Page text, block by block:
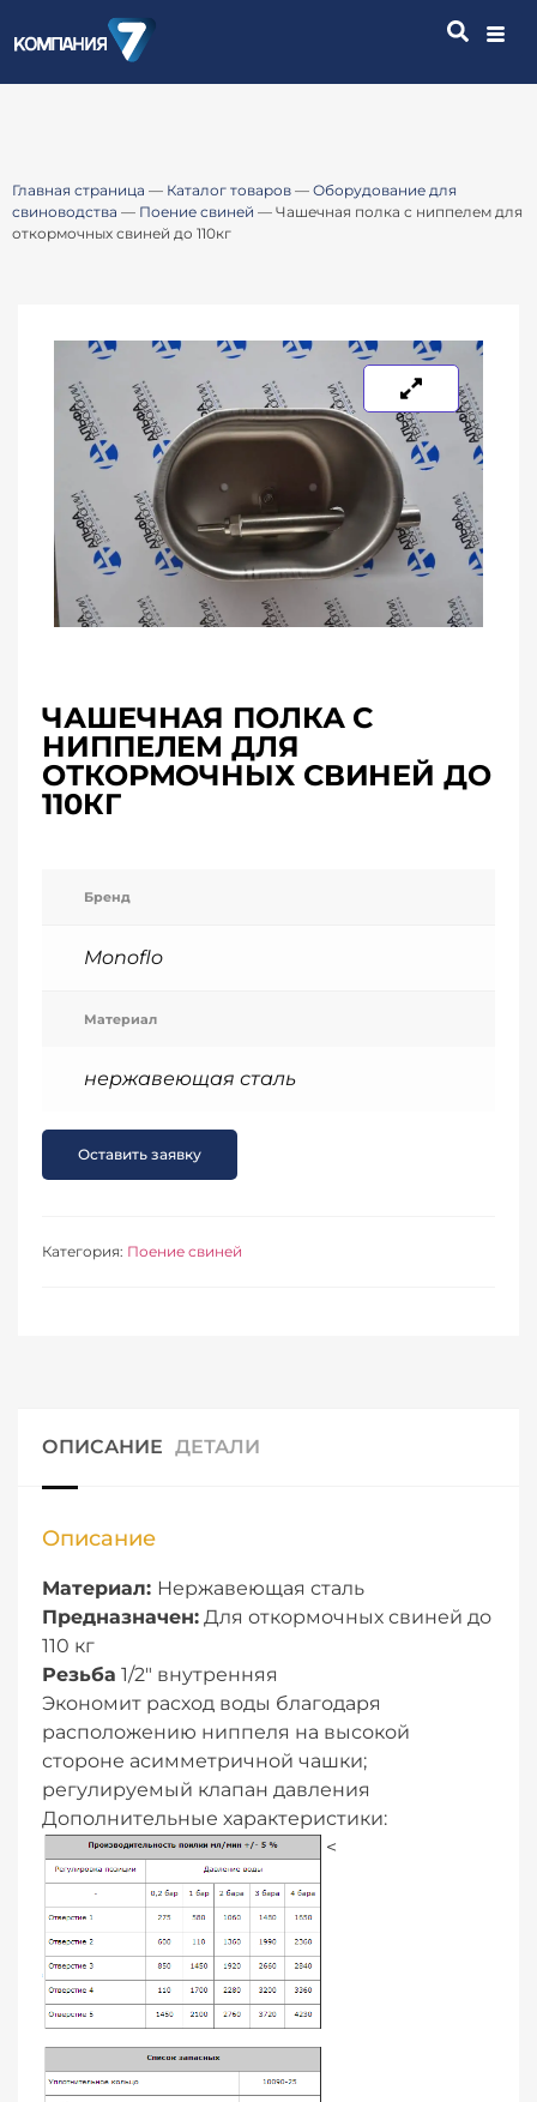
Главная страница — Каталог товаров — Оборудование для
свиноводства — Поение свиней — Чашечная полка с ниппелем для
откормочных свиней до 110кг
ЧАШЕЧНАЯ ПОЛКА С
НИППЕЛЕМ ДЛЯ
ОТКОРМОЧНЫХ СВИНЕЙ ДО
110КГ
Бренд
Monoflo
Материал
нержавеющая сталь
Оставить заявку
Категория: Поение свиней
ОПИСАНИЕ ДЕТАЛИ
Описание
Материал: Нержавеющая сталь
Предназначен: Для откормочных свиней до
110 кг
Резьба 1/2″ внутренняя
Экономит расход воды благодаря
расположению ниппеля на высокой
стороне асимметричной чашки;
регулируемый клапан давления
Дополнительные характеристики:
<